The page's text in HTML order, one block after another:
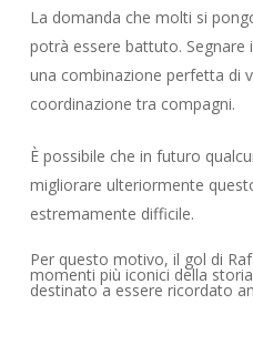
La domanda che molti si
potrà essere battuto. Segnare
una combinazione perfetta di
coordinazione tra compagni.
È possibile che in futuro
migliorare ulteriormente
estremamente difficile.
Per questo motivo, il gol di
momenti più iconici della
destinato a essere ricordato